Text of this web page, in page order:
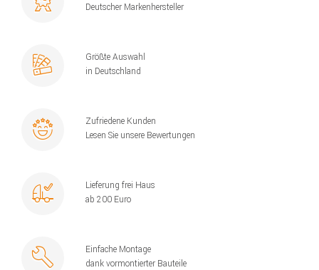
Deutscher Markenhersteller
Größte Auswahl
in Deutschland
Zufriedene Kunden
Lesen Sie unsere Bewertungen
Lieferung frei Haus
ab 200 Euro
Einfache Montage
dank vormontierter Bauteile